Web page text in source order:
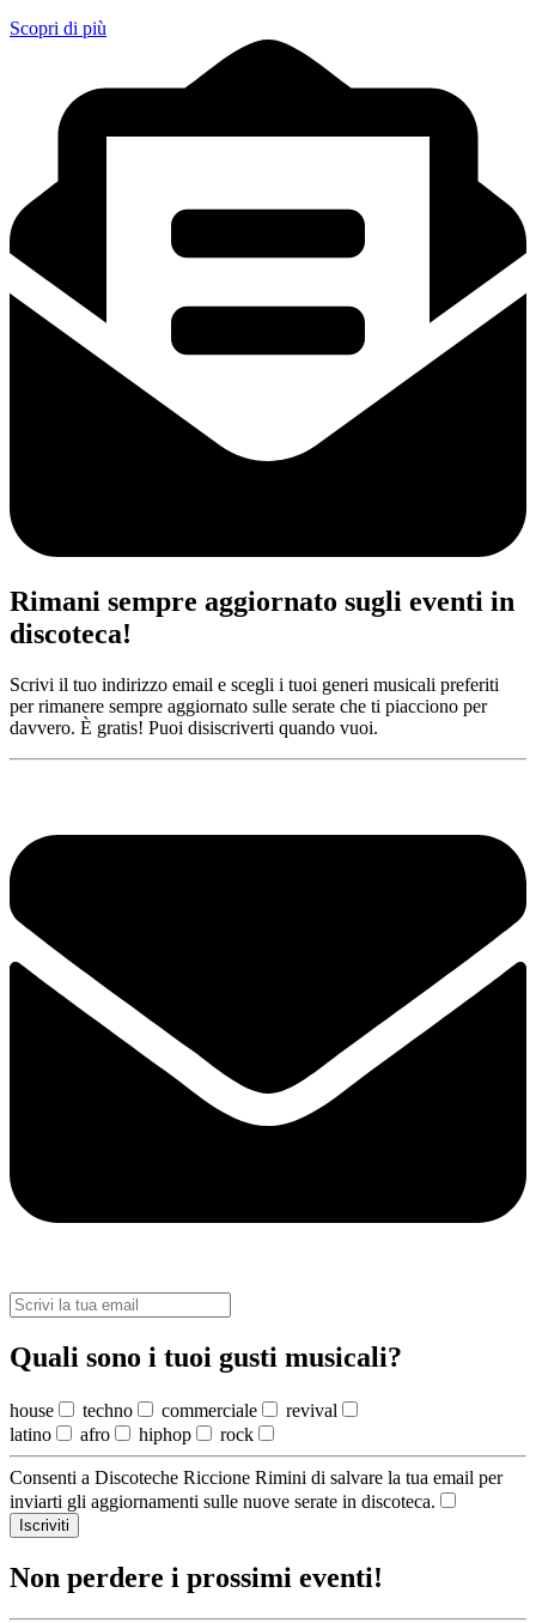
Scopri di più
Rimani sempre aggiornato sugli eventi in
discoteca!
Scrivi il tuo indirizzo email e scegli i tuoi generi musicali preferiti
per rimanere sempre aggiornato sulle serate che ti piacciono per
davvero. È gratis! Puoi disiscriverti quando vuoi.
Quali sono i tuoi gusti musicali?
house techno commerciale
revival
latino
afro hiphop rock
Consenti a Discoteche Riccione Rimini di salvare la tua email per
inviarti gli aggiornamenti sulle nuove serate in discoteca.
Iscriviti
Non perdere i prossimi eventi!